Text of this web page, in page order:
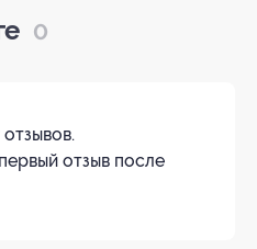
0
отзыв после